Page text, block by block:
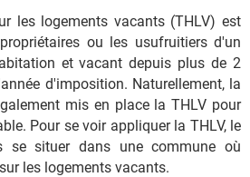
les logements vacants (THLV) est
ou les usufruitiers d'un
et vacant depuis plus de 2
d'imposition. Naturellement, la
mis en place la THLV pour
Pour se voir appliquer la THLV, le
se situer dans une commune où
les logements vacants.